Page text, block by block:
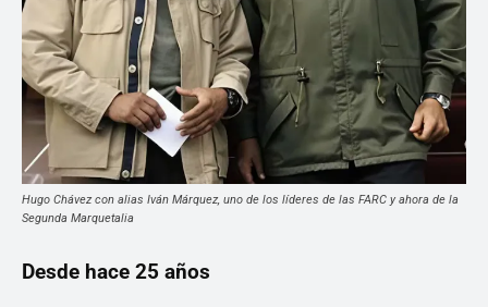
Hugo Chávez con alias Iván Márquez, uno de los líderes de las FARC y ahora de la
Segunda Marquetalia
Desde hace 25 años